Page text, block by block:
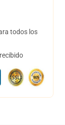
todos los